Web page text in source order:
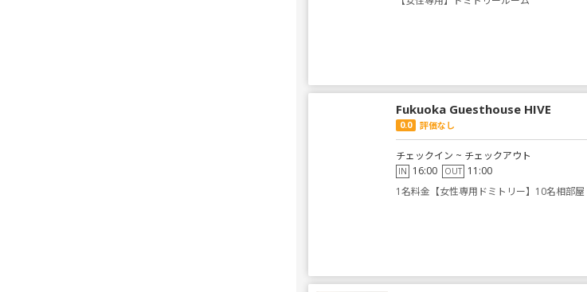
Fukuoka Guesthouse HIVE
0.0 評価なし
チェックイン ~ チェックアウト
IN 16:00 OUT 11:00
1名料金【女性専用ドミトリー】10名相部屋